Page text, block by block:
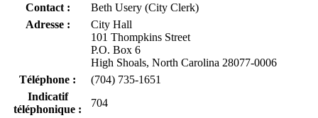
Contact :
Beth Usery (City Clerk)
Adresse :
City Hall
101 Thompkins Street
P.O. Box 6
High Shoals, North Carolina 28077-0006
Téléphone :
(704) 735-1651
Indicatif
téléphonique :
704